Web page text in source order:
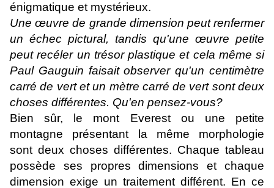
énigmatique et mystérieux.
Une œuvre de grande dimension peut renfermer
un échec pictural, tandis qu'une œuvre petite
peut recéler un trésor plastique et cela même si
Paul Gauguin faisait observer qu'un centimètre
carré de vert et un mètre carré de vert sont deux
choses différentes. Qu'en pensez-vous?
Bien sûr, le mont Everest ou une petite
montagne présentant la même morphologie
sont deux choses différentes. Chaque tableau
possède ses propres dimensions et chaque
dimension exige un traitement différent. En ce